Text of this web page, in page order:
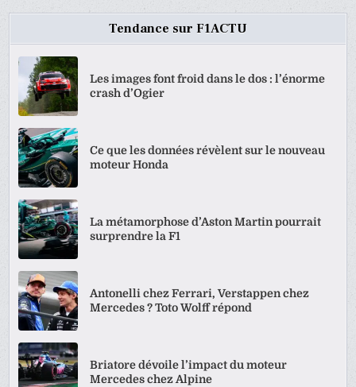
Tendance sur F1ACTU
Les images font froid dans le dos : l’énorme
crash d’Ogier
Ce que les données révèlent sur le nouveau
moteur Honda
La métamorphose d’Aston Martin pourrait
surprendre la F1
Antonelli chez Ferrari, Verstappen chez
Mercedes ? Toto Wolff répond
Briatore dévoile l’impact du moteur
Mercedes chez Alpine